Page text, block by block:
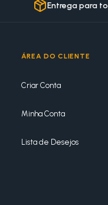
Entrega para
ÁREA DO CLIENTE
Criar Conta
Minha Conta
Lista de Desejos